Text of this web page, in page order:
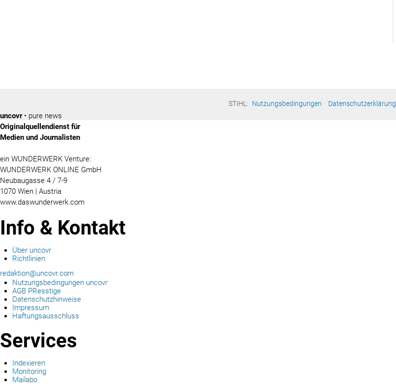
STIHL: Nutzungsbedingungen Datenschutzerklärung
uncovr• pure news
Originalquellendienst für
Medien und Journalisten
ein WUNDERWERK Venture:
WUNDERWERK ONLINE GmbH
Neubaugasse 4 / 7-9
1070 Wien | Austria
www.daswunderwerk.com
Info & Kontakt
Über uncovr
Richtlinien
redaktion@uncovr.com
Nutzungsbedingungen uncovr
AGB PResstige
Datenschutzhinweise
Impressum
Haftungsausschluss
Services
Indexieren
Monitoring
Mailabo